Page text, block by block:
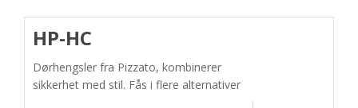
HP-HC
Dørhengsler fra Pizzato, kombinerer
sikkerhet med stil. Fås i flere alternativer